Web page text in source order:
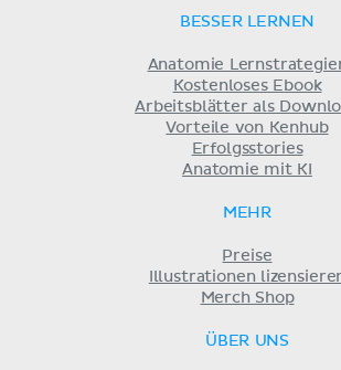
BESSER LERNEN
Anatomie
Kostenloses Ebook
Arbeitsblätter als
Vorteile von Kenhub
Erfolgsstories
Anatomie mit KI
MEHR
Preise
Illustrationen
Merch Shop
ÜBER UNS